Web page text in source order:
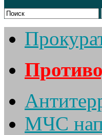
МЧС